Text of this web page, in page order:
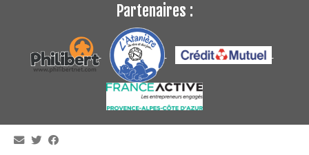
Partenaires :